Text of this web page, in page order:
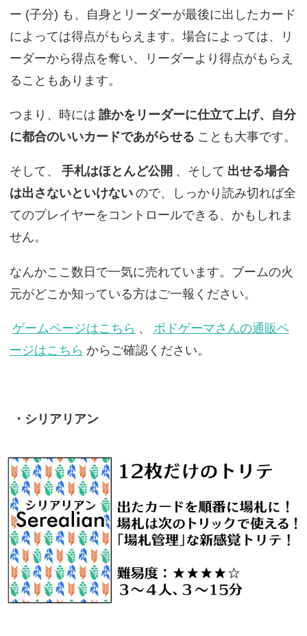
ー (子分) も、自身とリーダーが最後に出したカード
によっては得点がもらえます。場合によっては、リ
ーダーから得点を奪い、リーダーより得点がもらえ
ることもあります。
つまり、時には 誰かをリーダーに仕立て上げ、自分
に都合のいいカードであがらせる ことも大事です。
そして、 手札はほとんど公開 、そして 出せる場合
は出さないといけない ので、しっかり読み切れば全
てのプレイヤーをコントロールできる、かもしれま
せん。
なんかここ数日で一気に売れています。ブームの火
元がどこか知っている方はご一報ください。
ゲームページはこちら 、
ボドゲーマさんの通販ペ
ージはこちら からご確認ください。
・シリアリアン